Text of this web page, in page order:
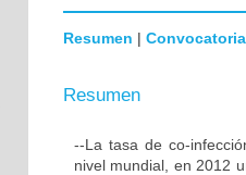
Resumen | Convocatoria
Resumen
--La tasa de co-
nivel mundial, en 2012